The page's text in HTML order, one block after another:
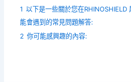
1 以下是一些關於您在RHINOSHIELD
能會遇到的常見問題解答:
2 你可能感興趣的內容: